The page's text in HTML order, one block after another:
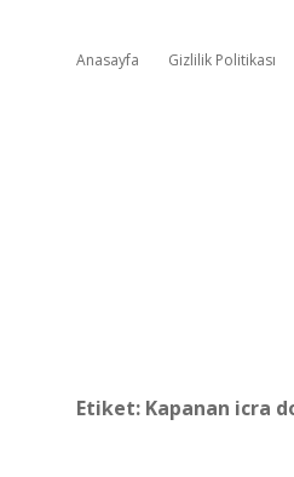
Anasayfa Gizlilik Politikası
Etiket: Kapanan icra